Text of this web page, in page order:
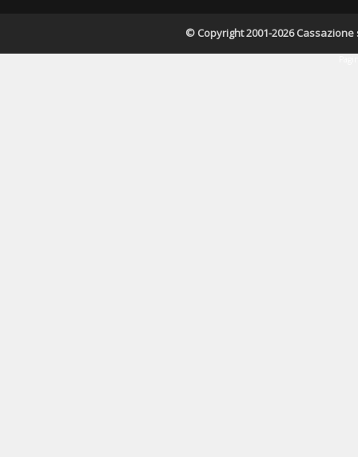
© Copyright 2001-2026 Cassazione